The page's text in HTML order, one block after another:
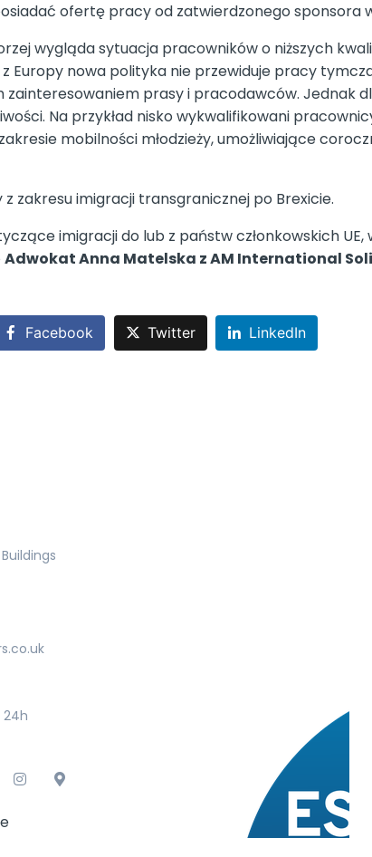
ofertę pracy od zatwierdzonego sponsora
wygląda sytuacja pracowników o niższych
Europy nowa polityka nie przewiduje pracy
zainteresowaniem prasy i pracodawców. Jednak
Na przykład nisko wykwalifikowani
mobilności młodzieży, umożliwiające
zakresu imigracji transgranicznej po Brexicie.
imigracji do lub z państw członkowskich
Adwokat Anna Matelska z AM International
Facebook Twitter LinkedIn
24h